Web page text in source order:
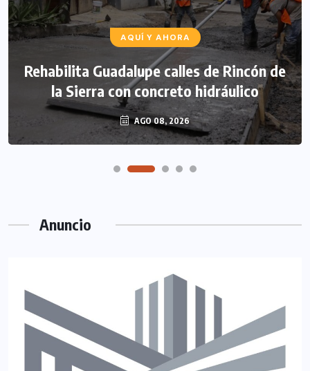
AQUÍ Y AHORA
Rehabilita Guadalupe calles de Rincón de
la Sierra con concreto hidráulico
AGO 08, 2026
Anuncio